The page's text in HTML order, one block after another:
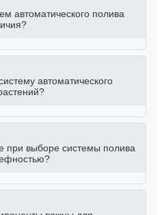
автоматического полива
автоматического
при выборе системы полива